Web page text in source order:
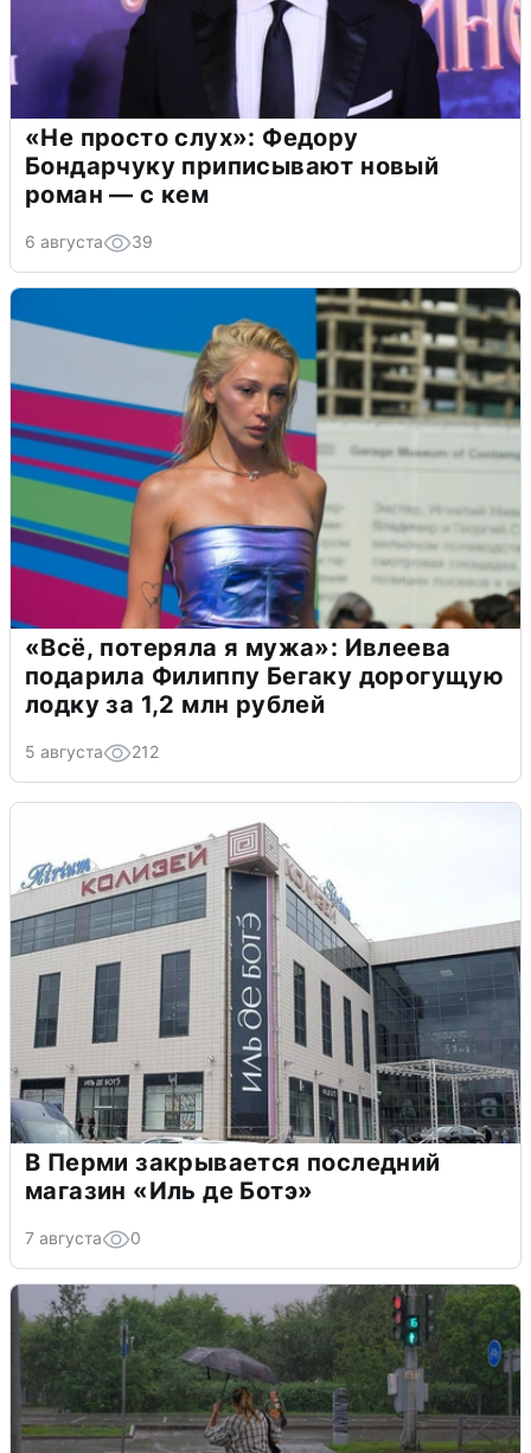
«Не просто слух»: Федору
Бондарчуку приписывают новый
роман — с кем
6 августа 39
«Всё, потеряла я мужа»: Ивлеева
подарила Филиппу Бегаку дорогущую
лодку за 1,2 млн рублей
5 августа 212
В Перми закрывается последний
магазин «Иль де Ботэ»
7 августа 0